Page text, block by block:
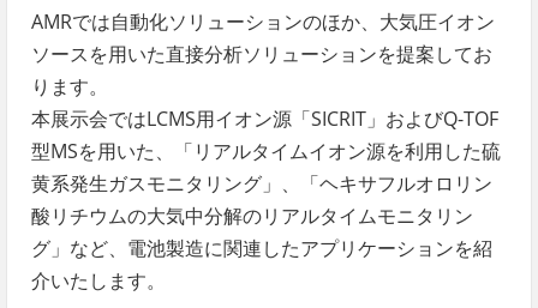
AMRでは自動化ソリューションのほか、大気圧イオン
ソースを用いた直接分析ソリューションを提案してお
ります。
本展示会ではLCMS用イオン源「SICRIT」およびQ-TOF
型MSを用いた、「リアルタイムイオン源を利用した硫
黄系発生ガスモニタリング」、「ヘキサフルオロリン
酸リチウムの大気中分解のリアルタイムモニタリン
グ」など、電池製造に関連したアプリケーションを紹
介いたします。